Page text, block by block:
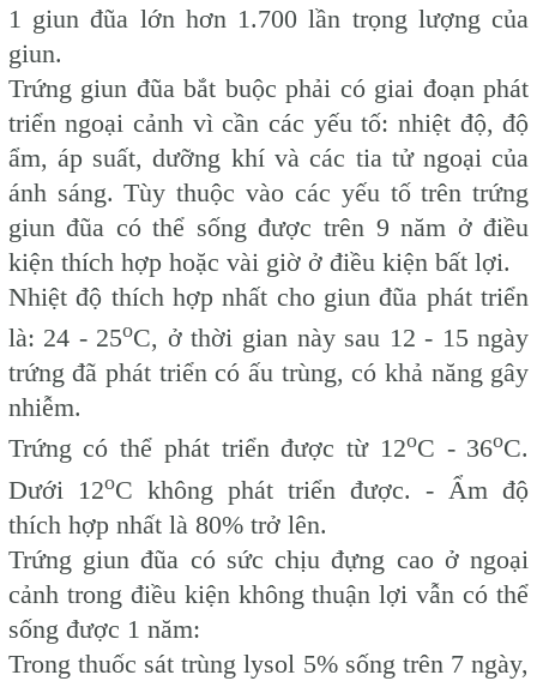
1 giun đũa lớn hơn 1.700 lần trọng lượng của
giun.
Trứng giun đũa bắt buộc phải có giai đoạn phát
triển ngoại cảnh vì cần các yếu tố: nhiệt độ, độ
ẩm, áp suất, dưỡng khí và các tia tử ngoại của
ánh sáng. Tùy thuộc vào các yếu tố trên trứng
giun đũa có thể sống được trên 9 năm ở điều
kiện thích hợp hoặc vài giờ ở điều kiện bất lợi.
Nhiệt độ thích hợp nhất cho giun đũa phát triển
là: 24 - 25oC, ở thời gian này sau 12 - 15 ngày
trứng đã phát triển có ấu trùng, có khả năng gây
nhiễm.
Trứng có thể phát triển được từ 12oC - 36oC.
Dưới 12oC không phát triển được. - Ẩm độ
thích hợp nhất là 80% trở lên.
Trứng giun đũa có sức chịu đựng cao ở ngoại
cảnh trong điều kiện không thuận lợi vẫn có thể
sống được 1 năm:
Trong thuốc sát trùng lysol 5% sống trên 7 ngày,